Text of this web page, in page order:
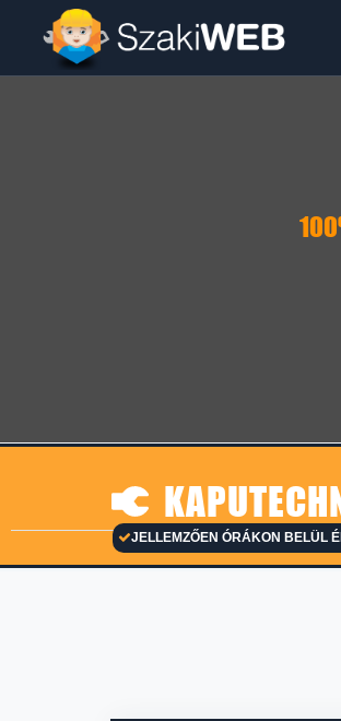
JELLEMZŐEN ÓRÁKON BELÜL